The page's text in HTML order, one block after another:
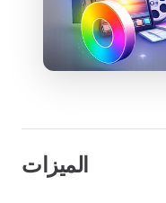
الميزات